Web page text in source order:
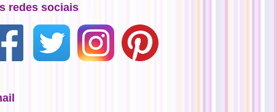
redes sociais